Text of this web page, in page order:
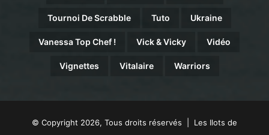
Tournoi De Scrabble Tuto Ukraine
Vanessa Top Chef ! Vick & Vicky Vidéo
Vignettes Vitalaire Warriors
© Copyright 2026, Tous droits réservés | Les Ilots de